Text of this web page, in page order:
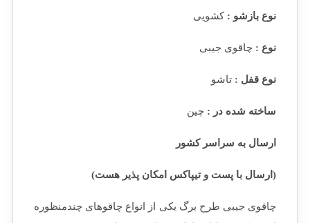
نوع بازشو : کشویی
نوع : چاقوی جیبی
نوع قفل : تاشو
ساخته شده در : چین
ارسال به سراسر کشور
(ارسال با پست و تیپاکس امکان پذیر هست)
چاقوی جیبی طرح برگ یکی از انواع چاقوهای چندمنظوره